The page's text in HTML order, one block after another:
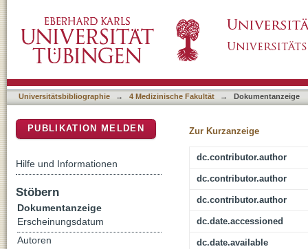
Universitätsbibliographie → 4 Medizinische Fakultät → Dokumentanzeige
Zur Kurzanzeige
dc.contributor.author
dc.contributor.author
dc.contributor.author
dc.date.accessioned
dc.date.available
PUBLIKATION MELDEN
Hilfe und Informationen
Stöbern
Dokumentanzeige
Erscheinungsdatum
Autoren